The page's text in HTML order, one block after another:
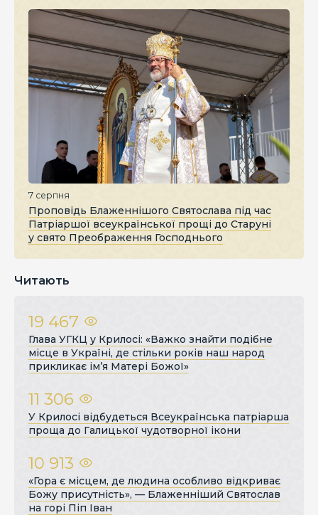
7 серпня
Проповідь Блаженнішого Святослава під час
Патріаршої всеукраїнської прощі до Старуні
у свято Преображення Господнього
Читають
19 467
Глава УГКЦ у Крилосі: «Важко знайти подібне
місце в Україні, де стільки років наш народ
прикликає ім’я Матері Божої»
11 306
У Крилосі відбудеться Всеукраїнська патріарша
проща до Галицької чудотворної ікони
10 913
«Гора є місцем, де людина особливо відкриває
Божу присутність», — Блаженніший Святослав
на горі Піп Іван